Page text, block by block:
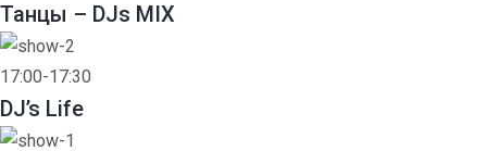
Танцы – DJs MIX
17:00-17:30
DJ’s Life